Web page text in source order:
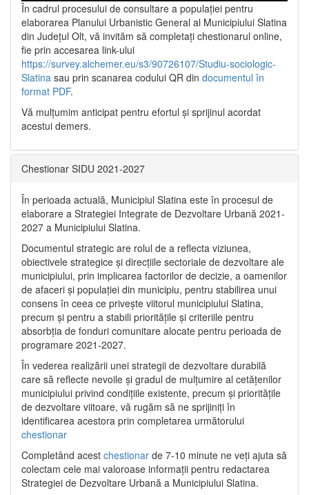
În cadrul procesului de consultare a populaţiei pentru
elaborarea Planului Urbanistic General al Municipiului Slatina
din Județul Olt, vă invităm să completați chestionarul online,
fie prin accesarea link-ului
https://survey.alchemer.eu/s3/90726107/Studiu-sociologic-
Slatina sau prin scanarea codului QR din documentul în
format PDF.
Vă mulţumim anticipat pentru efortul şi sprijinul acordat
acestui demers.
Chestionar SIDU 2021-2027
În perioada actuală, Municipiul Slatina este în procesul de
elaborare a Strategiei Integrate de Dezvoltare Urbană 2021‐
2027 a Municipiului Slatina.
Documentul strategic are rolul de a reflecta viziunea,
obiectivele strategice și direcțiile sectoriale de dezvoltare ale
municipiului, prin implicarea factorilor de decizie, a oamenilor
de afaceri și populației din municipiu, pentru stabilirea unui
consens în ceea ce privește viitorul municipiului Slatina,
precum și pentru a stabili prioritățile și criteriile pentru
absorbția de fonduri comunitare alocate pentru perioada de
programare 2021-2027.
În vederea realizării unei strategii de dezvoltare durabilă
care să reflecte nevoile și gradul de mulțumire al cetățenilor
municipiului privind condițiile existente, precum și prioritățile
de dezvoltare viitoare, vă rugăm să ne sprijiniți în
identificarea acestora prin completarea următorului
chestionar
Completând acest chestionar de 7-10 minute ne veți ajuta să
colectam cele mai valoroase informații pentru redactarea
Strategiei de Dezvoltare Urbană a Municipiului Slatina.